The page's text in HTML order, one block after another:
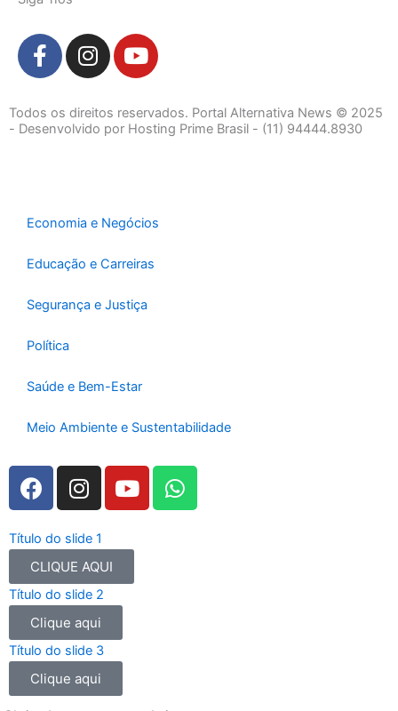
F
a
e
b
-
I
n
t
a
m
Y
o
t
u
Todos os direitos reservados. Portal Alternativa News © 2025
- Desenvolvido por Hosting Prime Brasil - (11) 94444.8930
Economia e Negócios
Educação e Carreiras
Segurança e Justiça
Política
Saúde e Bem-Estar
Meio Ambiente e Sustentabilidade
F
a
e
b
o
o
k
I
n
t
a
g
r
a
m
Y
o
t
b
W
h
Título do slide 1
CLIQUE AQUI
Título do slide 2
Clique aqui
Título do slide 3
Clique aqui